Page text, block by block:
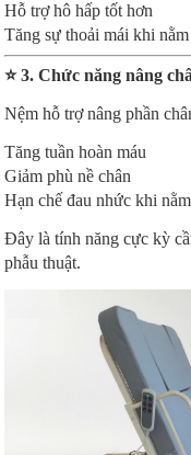
Hỗ trợ hô hấp tốt hơn
Tăng sự thoải mái khi nằm
⭐ 3. Chức năng nâng
Nệm hỗ trợ nâng phần
Tăng tuần hoàn máu
Giảm phù nề chân
Hạn chế đau nhức khi
Đây là tính năng cực kỳ
phẫu thuật.